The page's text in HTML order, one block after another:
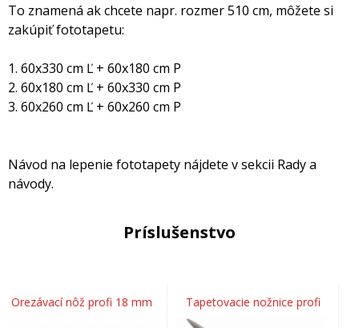
To znamená ak chcete napr. rozmer 510 cm, môžete si
zakúpiť fototapetu:
1. 60x330 cm Ľ + 60x180 cm P
2. 60x180 cm Ľ + 60x330 cm P
3. 60x260 cm Ľ + 60x260 cm P
Návod na lepenie fototapety nájdete v sekcii Rady a
návody.
Príslušenstvo
Orezávací nôž profi 18 mm Tapetovacie nožnice profi